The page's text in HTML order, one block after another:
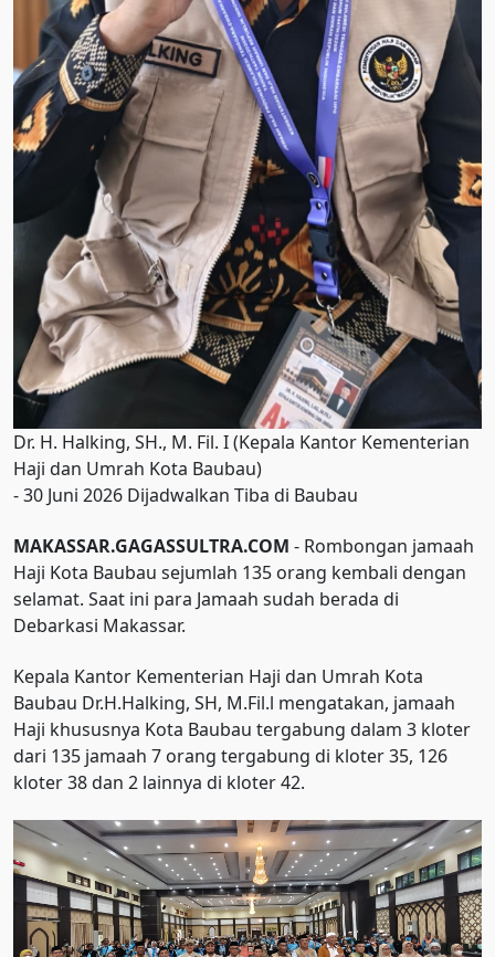
Dr. H. Halking, SH., M. Fil. I (Kepala Kantor Kementerian
Haji dan Umrah Kota Baubau)
- 30 Juni 2026 Dijadwalkan Tiba di Baubau
MAKASSAR.GAGASSULTRA.COM - Rombongan jamaah
Haji Kota Baubau sejumlah 135 orang kembali dengan
selamat. Saat ini para Jamaah sudah berada di
Debarkasi Makassar.
Kepala Kantor Kementerian Haji dan Umrah Kota
Baubau Dr.H.Halking, SH, M.Fil.l mengatakan, jamaah
Haji khususnya Kota Baubau tergabung dalam 3 kloter
dari 135 jamaah 7 orang tergabung di kloter 35, 126
kloter 38 dan 2 lainnya di kloter 42.